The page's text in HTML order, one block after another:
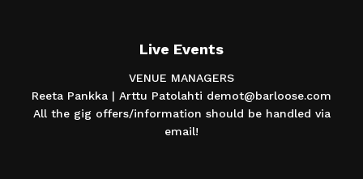
Live Events
VENUE MANAGERS
Reeta Pankka | Arttu Patolahti demot@barloose.com
All the gig offers/information should be handled via
email!